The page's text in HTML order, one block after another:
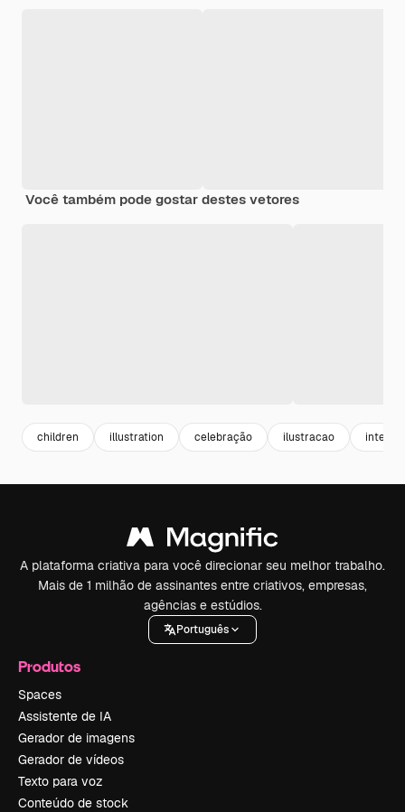
Você também pode gostar destes vetores
children illustration celebração ilustracao
A plataforma criativa para você direcionar seu melhor trabalho.
Mais de 1 milhão de assinantes entre criativos, empresas,
agências e estúdios.
Português
Produtos
Spaces
Assistente de IA
Gerador de imagens
Gerador de vídeos
Texto para voz
Conteúdo de stock